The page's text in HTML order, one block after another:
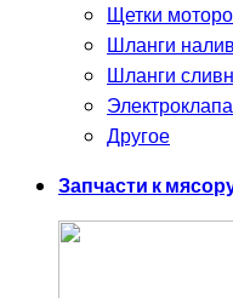
Щетки
Шланги
Шланги
Другое
Запчасти к